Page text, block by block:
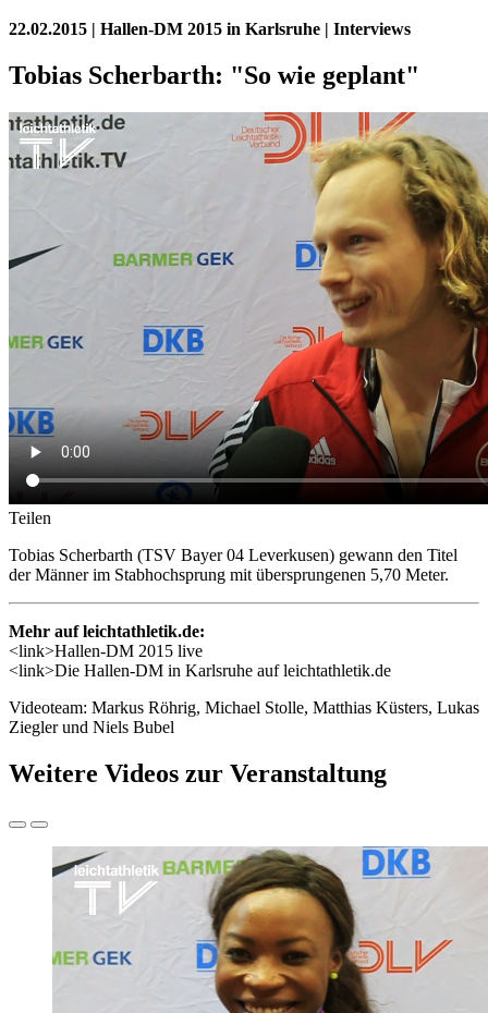
22.02.2015 | Hallen-DM 2015 in Karlsruhe | Interviews
Tobias Scherbarth: "So wie geplant"
Teilen
Tobias Scherbarth (TSV Bayer 04 Leverkusen) gewann den Titel
der Männer im Stabhochsprung mit übersprungenen 5,70 Meter.
Mehr auf leichtathletik.de:
<link>Hallen-DM 2015 live
<link>Die Hallen-DM in Karlsruhe auf leichtathletik.de
Videoteam: Markus Röhrig, Michael Stolle, Matthias Küsters, Lukas
Ziegler und Niels Bubel
Weitere Videos zur Veranstaltung